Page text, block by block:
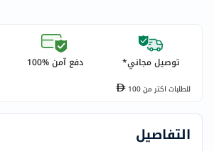
توصيل مجاني* دفع آمن %100
للطلبات اكتر من100
التفاصيل